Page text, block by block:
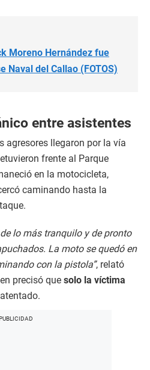
Moreno Hernández fue
Naval del Callao (FOTOS)
entre asistentes
agresores llegaron por la vía
frente al Parque
en la motocicleta,
caminando hasta la
lo más tranquilo y de pronto
La moto se quedó en
con la pistola”, relató
precisó que solo la víctima